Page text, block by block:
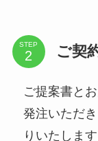
STEP ご契
ご提案書と
発注いただ
りいたします